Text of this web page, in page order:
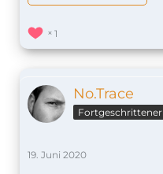
1
No.Trace
Fortgeschrittener
19. Juni 2020